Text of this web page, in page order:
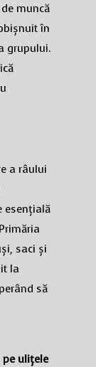
muncă
în
grupului.
a râului
esențială
saci și
la
să
ulițele